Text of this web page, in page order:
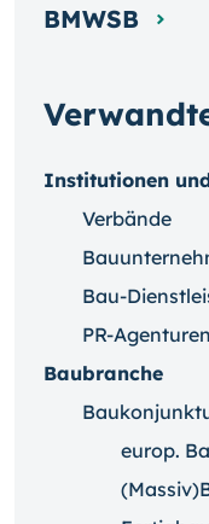
Institutionen
Verbände
Bau-
PR-Agenturen
Baubranche
europ.
BMWSB